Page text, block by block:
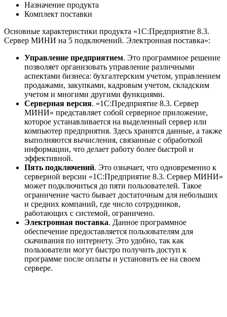
Назначение продукта
Комплект поставки
Основные характеристики продукта «1С:Предприятие 8.3.
Сервер МИНИ на 5 подключений. Электронная поставка»:
Управление предприятием. Это программное решение
позволяет организовать управление различными
аспектами бизнеса: бухгалтерским учетом, управлением
продажами, закупками, кадровым учетом, складским
учетом и многими другими функциями.
Серверная версия. «1С:Предприятие 8.3. Сервер
МИНИ» представляет собой серверное приложение,
которое устанавливается на выделенный сервер или
компьютер предприятия. Здесь хранятся данные, а также
выполняются вычисления, связанные с обработкой
информации, что делает работу более быстрой и
эффективной.
Пять подключений. Это означает, что одновременно к
серверной версии «1С:Предприятие 8.3. Сервер МИНИ»
может подключиться до пяти пользователей. Такое
ограничение часто бывает достаточным для небольших
и средних компаний, где число сотрудников,
работающих с системой, ограничено.
Электронная поставка. Данное программное
обеспечение предоставляется пользователям для
скачивания по интернету. Это удобно, так как
пользователи могут быстро получить доступ к
программе после оплаты и установить ее на своем
сервере.